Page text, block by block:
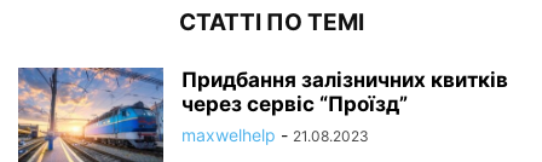
СТАТТІ ПО ТЕМІ
Придбання залізничних квитків
через сервіс “Проїзд”
maxwelhelp - 21.08.2023